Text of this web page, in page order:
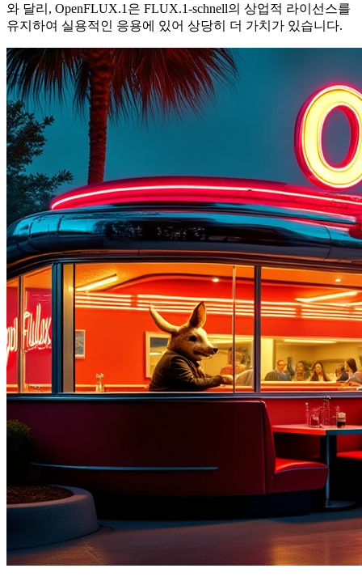
와 달리, OpenFLUX.1은 FLUX.1-schnell의 상업적 라이선스를
유지하여 실용적인 응용에 있어 상당히 더 가치가 있습니다.